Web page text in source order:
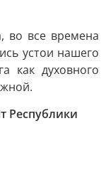
во все времена
устои нашего
как духовного
Республики